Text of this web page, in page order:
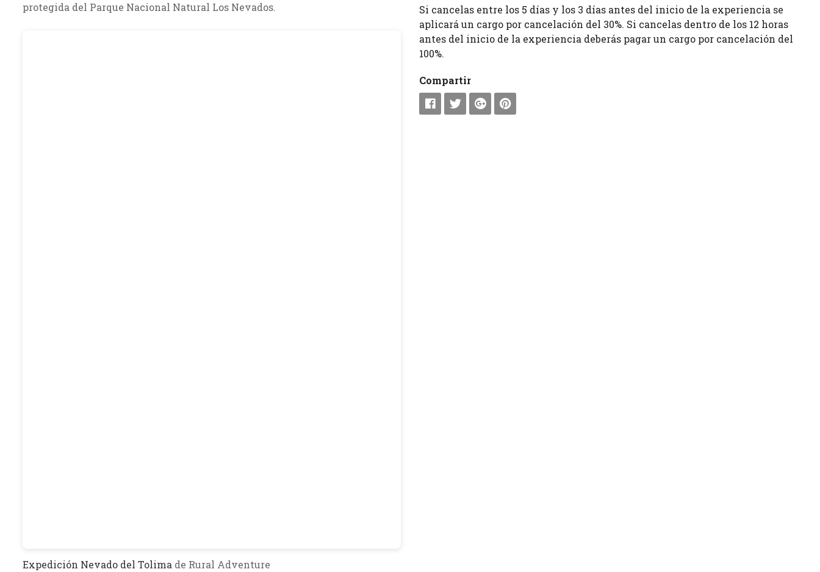
protegida del Parque Nacional Natural Los Nevados.
Expedición Nevado del Tolima de Rural Adventure
Si cancelas entre los 5 días y los 3 días antes del inicio de la experiencia se
aplicará un cargo por cancelación del 30%. Si cancelas dentro de los 12 horas
antes del inicio de la experiencia deberás pagar un cargo por cancelación del
100%.
Compartir